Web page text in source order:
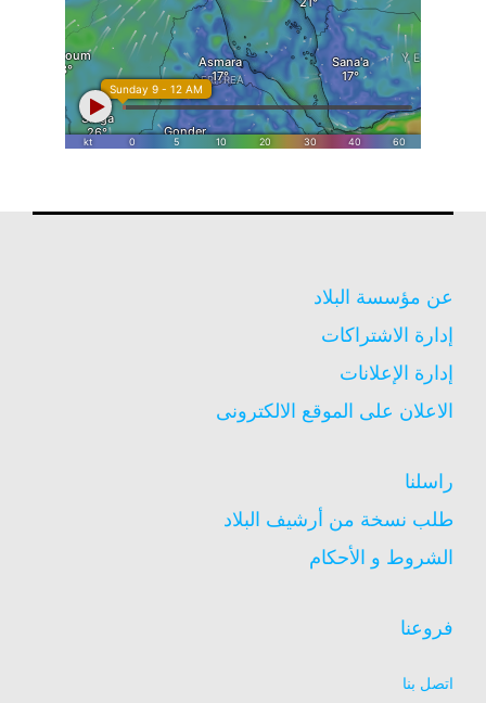
عن مؤسسة البلاد
إدارة الاشتراكات
إدارة الإعلانات
الاعلان على الموقع الالكترونى
راسلنا
طلب نسخة من أرشيف البلاد
الشروط و الأحكام
فروعنا
اتصل بنا